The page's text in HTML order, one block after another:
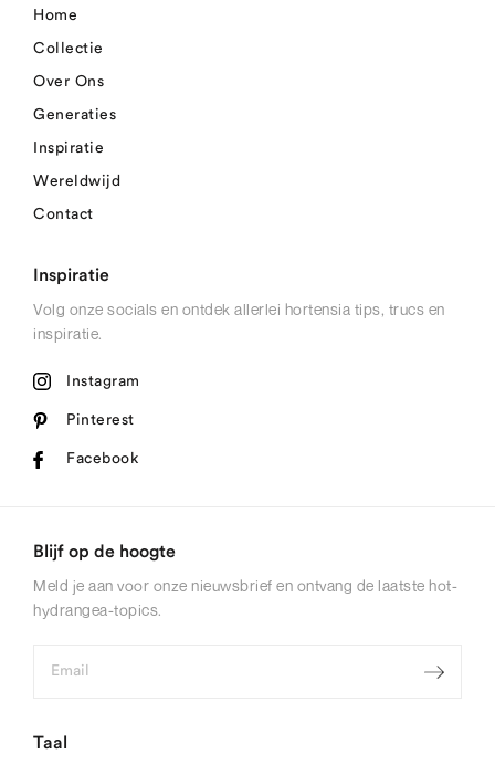
Home
Collectie
Over Ons
Generaties
Inspiratie
Wereldwijd
Contact
Inspiratie
Volg onze socials en ontdek allerlei hortensia tips, trucs en
inspiratie.
Instagram
Pinterest
Facebook
Blijf op de hoogte
Meld je aan voor onze nieuwsbrief en ontvang de laatste hot-
hydrangea-topics.
Taal